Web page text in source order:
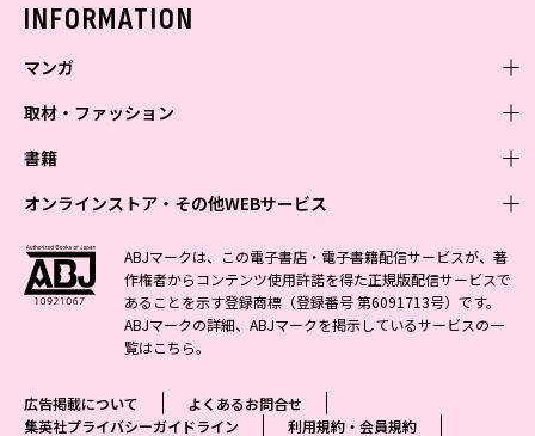
INFORMATION
マンガ
少年マンガ
Vジャンプ
最強ジャンプ
少年ジャンプ+
ジャンプTOON
ジャンプルーキー！
青年マンガ
ZEBRACK
S-MANGA
集英社ジャンプリミックス
週刊ヤングジャンプ
少女マンガ
ZEBRACK
S-MANGA
集英社コミック文庫
マーガレット
女性マンガ
ジャンプTOON
集英社コミック文庫
マンガMee公式サイト
取材・ファッション
ファッション・美容
BAILA
MAQUIA
eclat
芸能・情報・スポーツ
週プレNEWS
週プレ グラジャパ!
書籍
文芸・文庫・総合
小説すばる
集英社 文芸ステーション
web 集英社文庫
アジア人物史
学芸・ノンフィクション・新書
1日5分で、明日は変わる よみタイ yomitai
集英社学芸部 - 学芸・ノンフィクション
集英社ビジネス書
集英社新書プラス - 知の水先案内人
ライトノベル・ノベライズ
集英社オレンジ文庫
ダッシュエックス文庫公式サイト
集英社の児童図書 S-KIDS.LAND
オンラインストア・その他WEBサービス
オンラインストア
OTO
SHUEISHA MANGA-ART HERITAGE
ジャンプキャラクターズストア
HAPPY PLUS STORE
SHUEISHA VOX
その他WEBサービス
集英社アドナビ
ABJマークは、この電子書店・電子書籍配信サービスが、著
作権者からコンテンツ使用許諾を得た正規版配信サービスで
あることを示す登録商標（登録番号 第6091713号）です。
ABJマークの詳細、ABJマークを掲示しているサービスの一
覧はこちら。
広告掲載について
よくあるお問合せ
集英社プライバシーガイドライン
利用規約・会員規約